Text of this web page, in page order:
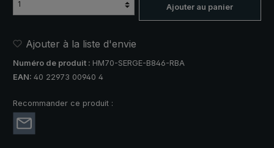
Ajouter au panier
Ajouter à la liste d'envie
Numéro de produit : HM70-SERGE-B846-RBA
EAN: 40 22973 00940 4
Recommander ce produit :